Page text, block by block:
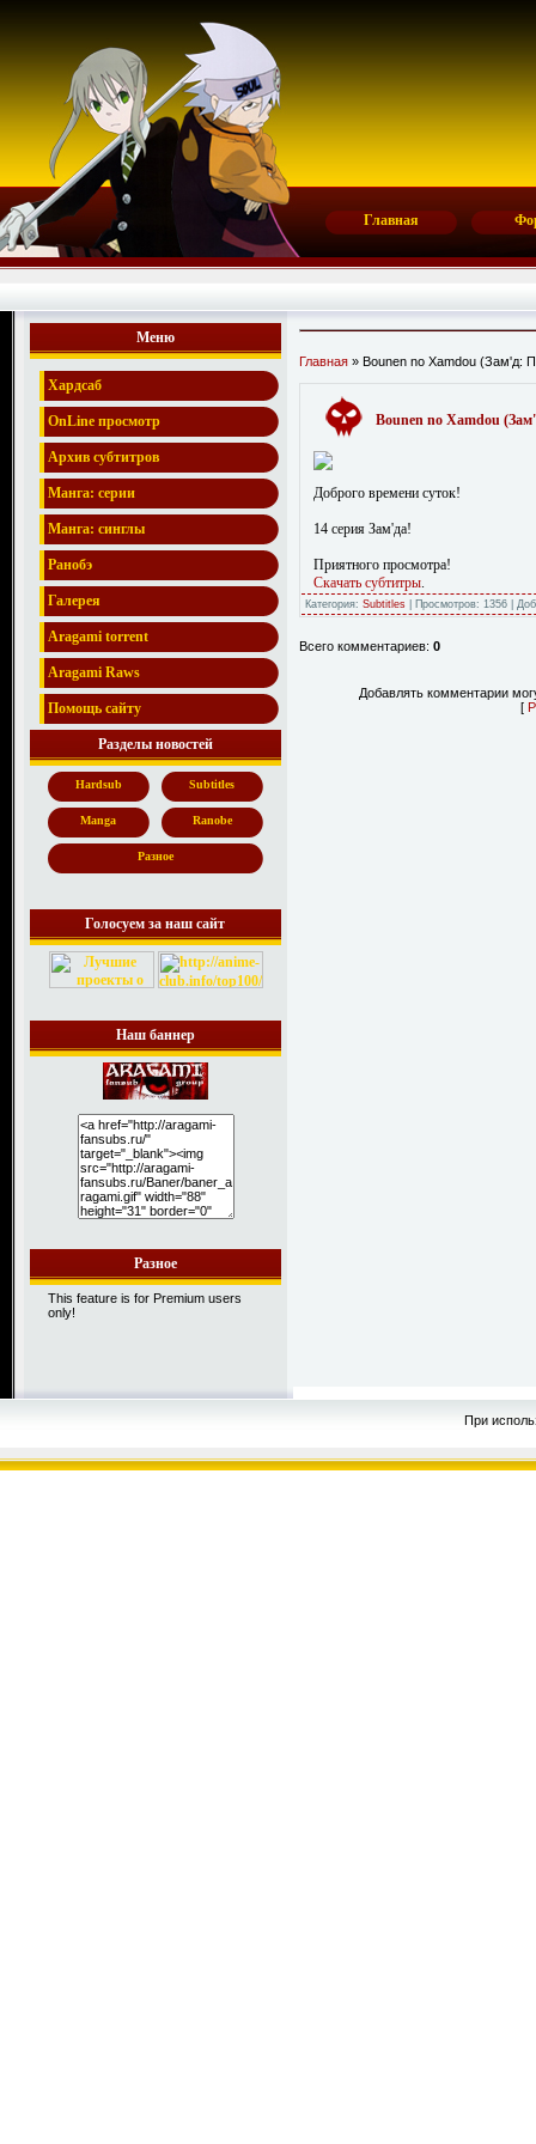
Главная
Меню
Хардсаб
OnLine просмотр
Архив субтитров
Манга: серии
Манга: синглы
Ранобэ
Галерея
Aragami torrent
Aragami Raws
Помощь сайту
Разделы новостей
Hardsub Subtitles
Manga Ranobe
Разное
Голосуем за наш сайт
Наш баннер
Разное
This feature is for Premium users
only!
Главная » Bounen no Xamdou (Зам'д:
Bounen no Xamdou
Доброго времени суток!
14 серия Зам'да!
Приятного просмотра!
Скачать субтитры
Категория: Subtitles | Просмотров: 1356 |
Всего комментариев: 0
Добавлять комментарии
[
При